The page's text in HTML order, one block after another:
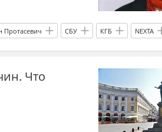
Протасевич СБУ КГБ NEXTA
оппозиция Новости Белоруссии
Александр Лукашенко
Что